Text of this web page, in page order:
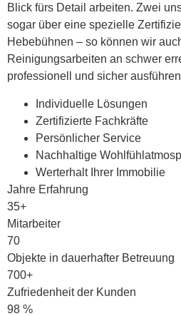
Blick fürs Detail arbeiten. Zwei
sogar über eine spezielle
Hebebühnen – so können wir
Reinigungsarbeiten an schwer
professionell und sicher
Individuelle Lösungen
Zertifizierte Fachkräfte
Persönlicher Service
Nachhaltige
Werterhalt Ihrer Immobilie
Jahre Erfahrung
35+
Mitarbeiter
70
Objekte in dauerhafter Betreuung
700+
Zufriedenheit der Kunden
98 %